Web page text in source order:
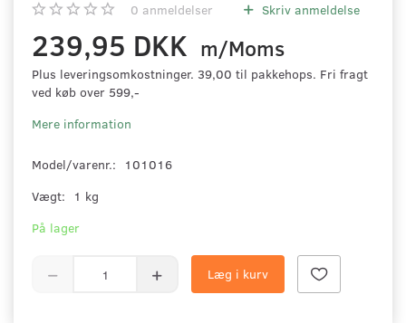
0 anmeldelser Skriv anmeldelse
239,95 DKK m/Moms
Plus leveringsomkostninger. 39,00 til pakkehops. Fri fragt
ved køb over 599,-
Mere information
Model/varenr.:
101016
Vægt:
1 kg
På lager
Læg i kurv